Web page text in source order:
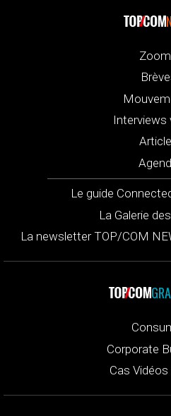
Interviews
Le guide
La Galerie
La newsletter TOP/COM
Corporate
Cas